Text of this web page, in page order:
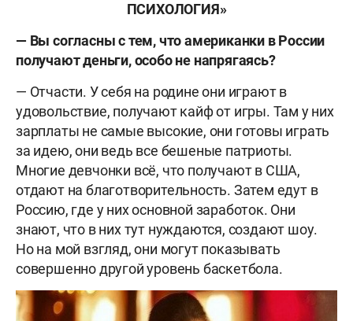
ПСИХОЛОГИЯ»
— Вы согласны с тем, что американки в России
получают деньги, особо не напрягаясь?
— Отчасти. У себя на родине они играют в
удовольствие, получают кайф от игры. Там у них
зарплаты не самые высокие, они готовы играть
за идею, они ведь все бешеные патриоты.
Многие девчонки всё, что получают в США,
отдают на благотворительность. Затем едут в
Россию, где у них основной заработок. Они
знают, что в них тут нуждаются, создают шоу.
Но на мой взгляд, они могут показывать
совершенно другой уровень баскетбола.